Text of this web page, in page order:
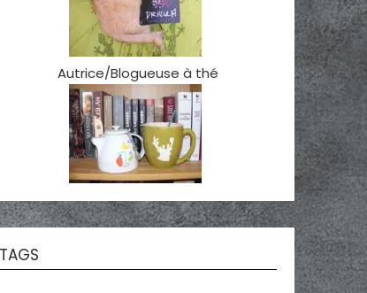
Autrice/Blogueuse à thé
TAGS